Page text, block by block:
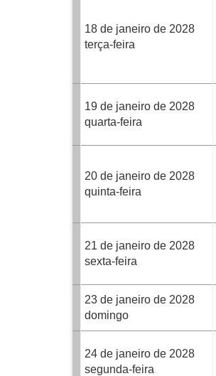
18 de janeiro de 2028
terça-feira
19 de janeiro de 2028
quarta-feira
20 de janeiro de 2028
quinta-feira
21 de janeiro de 2028
sexta-feira
23 de janeiro de 2028
domingo
24 de janeiro de 2028
segunda-feira